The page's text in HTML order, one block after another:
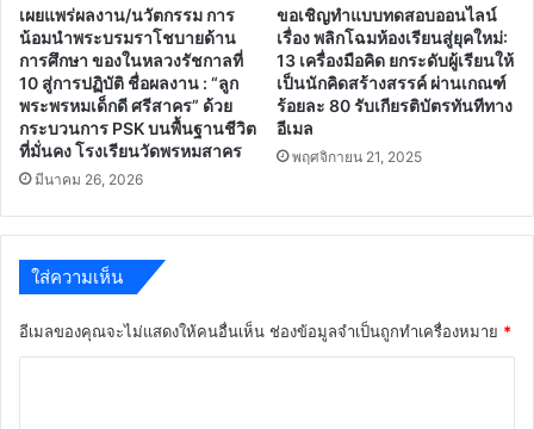
เผยแพร่ผลงาน/นวัตกรรม การ
น้อมนำพระบรมราโชบายด้าน
การศึกษา ของในหลวงรัชกาลที่
10 สู่การปฏิบัติ ชื่อผลงาน : “ลูก
พระพรหมเด็กดี ศรีสาคร” ด้วย
กระบวนการ PSK บนพื้นฐานชีวิต
ที่มั่นคง โรงเรียนวัดพรหมสาคร
มีนาคม 26, 2026
ขอเชิญทำแบบทดสอบออนไลน์
เรื่อง พลิกโฉมห้องเรียนสู่ยุคใหม่:
13 เครื่องมือคิด ยกระดับผู้เรียนให้
เป็นนักคิดสร้างสรรค์ ผ่านเกณฑ์
ร้อยละ 80 รับเกียรติบัตรทันทีทาง
อีเมล
พฤศจิกายน 21, 2025
ใส่ความเห็น
อีเมลของคุณจะไม่แสดงให้คนอื่นเห็น ช่องข้อมูลจำเป็นถูกทำเครื่องหมาย *